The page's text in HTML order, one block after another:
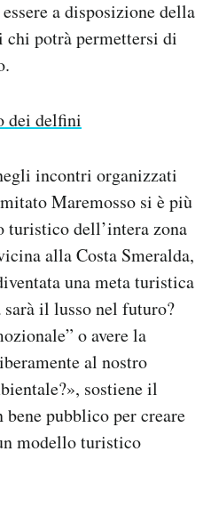
a disposizione della
potrà permettersi di
dei delfini
incontri organizzati
Maremosso si è più
turistico dell’intera zona
alla Costa Smeralda,
una meta turistica
il lusso nel futuro?
o avere la
al nostro
sostiene il
pubblico per creare
modello turistico